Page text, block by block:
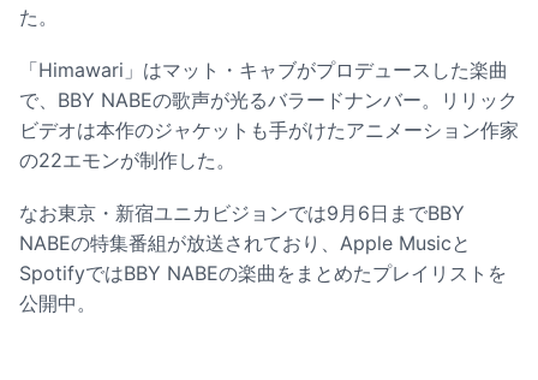
た。
「Himawari」はマット・キャブがプロデュースした楽曲
で、BBY NABEの歌声が光るバラードナンバー。リリック
ビデオは本作のジャケットも手がけたアニメーション作家
の22エモンが制作した。
なお東京・新宿ユニカビジョンでは9月6日までBBY
NABEの特集番組が放送されており、Apple Musicと
SpotifyではBBY NABEの楽曲をまとめたプレイリストを
公開中。